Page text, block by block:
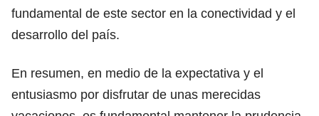
fundamental de este sector en la conectividad y el
desarrollo del país.
En resumen, en medio de la expectativa y el
entusiasmo por disfrutar de unas merecidas